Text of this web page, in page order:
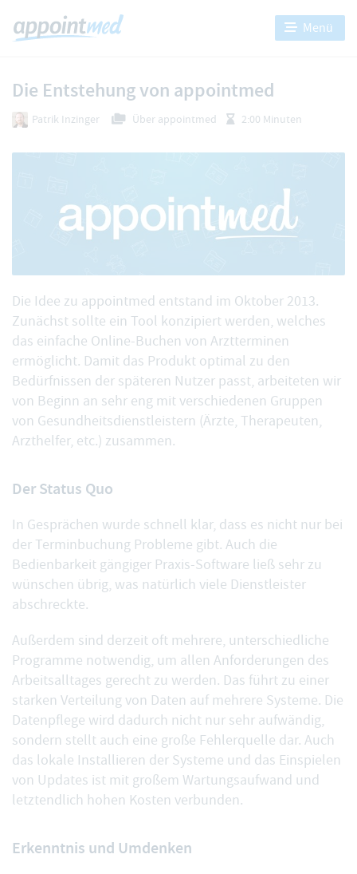
Menü
Die Entstehung von appointmed
Patrik Inzinger Über appointmed 2:00 Minuten
Die Idee zu appointmed entstand im Oktober 2013.
Zunächst sollte ein Tool konzipiert werden, welches
das einfache Online-Buchen von Arztterminen
ermöglicht. Damit das Produkt optimal zu den
Bedürfnissen der späteren Nutzer passt, arbeiteten wir
von Beginn an sehr eng mit verschiedenen Gruppen
von Gesundheitsdienstleistern (Ärzte, Therapeuten,
Arzthelfer, etc.) zusammen.
Der Status Quo
In Gesprächen wurde schnell klar, dass es nicht nur bei
der Terminbuchung Probleme gibt. Auch die
Bedienbarkeit gängiger Praxis-Software ließ sehr zu
wünschen übrig, was natürlich viele Dienstleister
abschreckte.
Außerdem sind derzeit oft mehrere, unterschiedliche
Programme notwendig, um allen Anforderungen des
Arbeitsalltages gerecht zu werden. Das führt zu einer
starken Verteilung von Daten auf mehrere Systeme. Die
Datenpflege wird dadurch nicht nur sehr aufwändig,
sondern stellt auch eine große Fehlerquelle dar. Auch
das lokale Installieren der Systeme und das Einspielen
von Updates ist mit großem Wartungsaufwand und
letztendlich hohen Kosten verbunden.
Erkenntnis und Umdenken